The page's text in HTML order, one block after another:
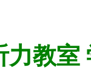
力教室